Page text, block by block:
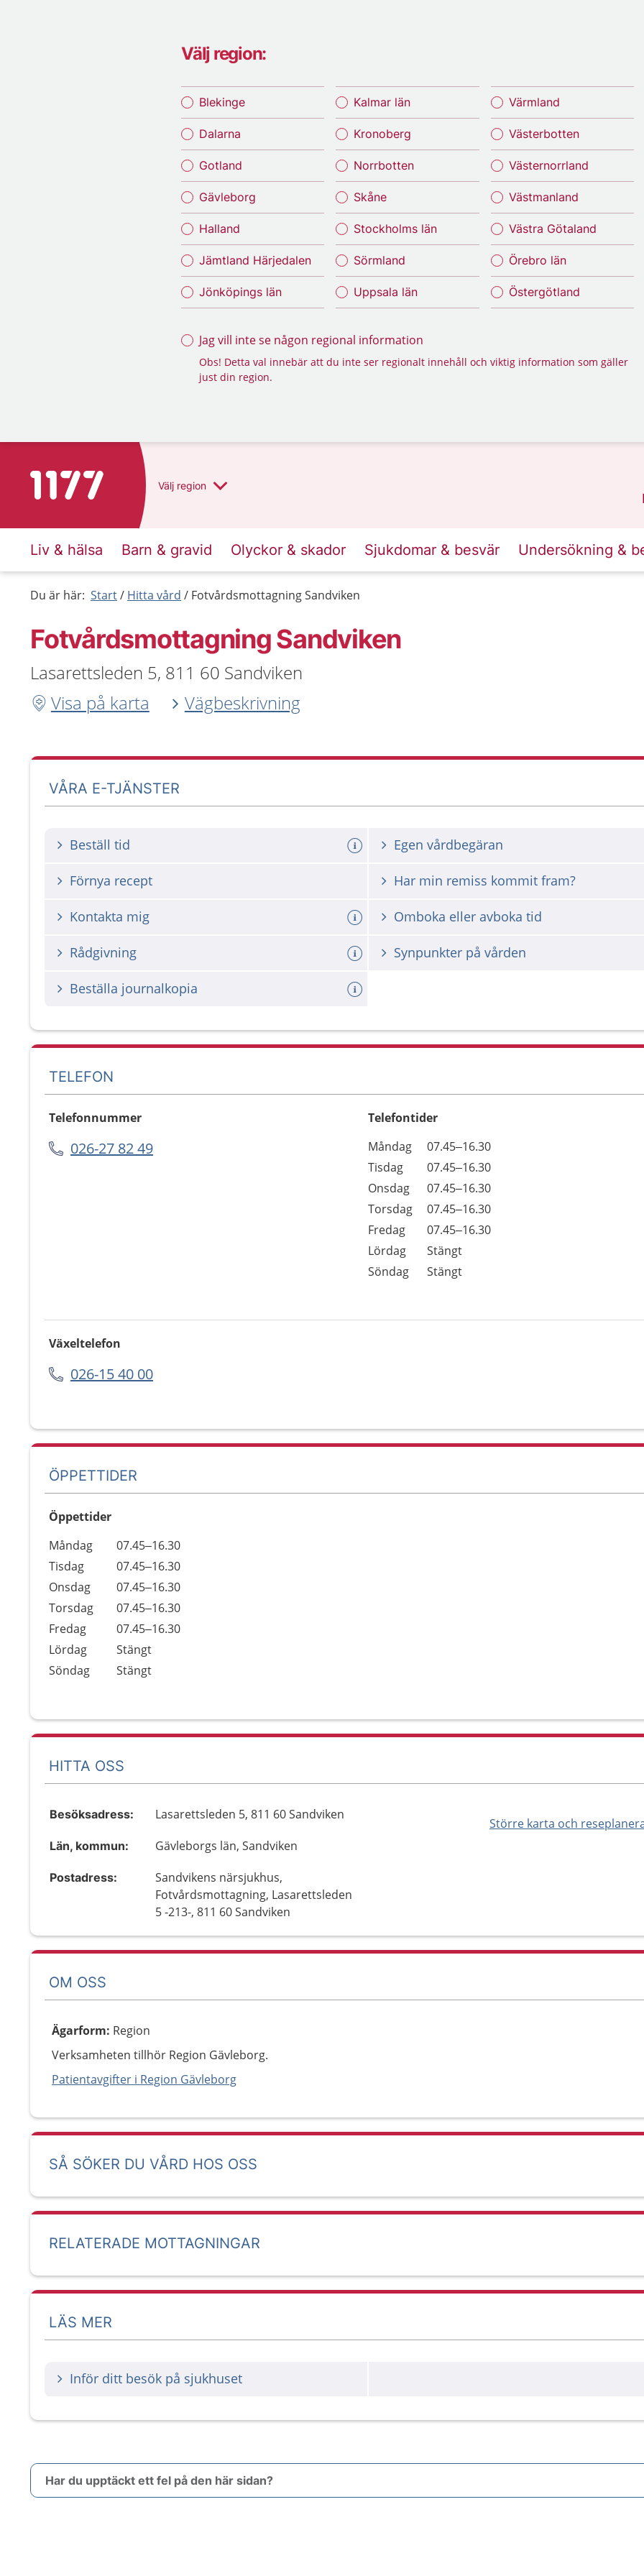
Välj region:
Blekinge
Dalarna
Gotland
Gävleborg
Halland
Jämtland Härjedalen
Jönköpings län
Kalmar län
Kronoberg
Norrbotten
Skåne
Stockholms län
Sörmland
Uppsala län
Värmland
Västerbotten
Västernorrland
Västmanland
Västra Götaland
Örebro län
Östergötland
Jag vill inte se någon regional information
Obs! Detta val innebär att du inte ser regionalt innehåll och viktig information som gäller
just din region.
Till startsidan för 1177 Välj region
Liv & hälsa Barn & gravid Olyckor & skador Sjukdomar & besvär Undersökning &
Du är här: Start Hitta vård Fotvårdsmottagning Sandviken
Fotvårdsmottagning Sandviken
Lasarettsleden 5, 811 60 Sandviken
Visa på karta
Vägbeskrivning
VÅRA E-TJÄNSTER
Beställ tid Egen vårdbegäran
Förnya recept Har min remiss kommit fram?
Kontakta mig Omboka eller avboka tid
Rådgivning Synpunkter på vården
Beställa journalkopia
TELEFON
Telefonnummer
026-27 82 49
Telefontider
Dag
Öppettider
Kommentarer
Måndag
07.45–16.30
Tisdag
07.45–16.30
Onsdag
07.45–16.30
Torsdag
07.45–16.30
Fredag
07.45–16.30
Lördag
Stängt
Söndag
Stängt
Växeltelefon
026-15 40 00
ÖPPETTIDER
Öppettider
Dag
Öppettider
Kommentarer
Måndag
07.45–16.30
Tisdag
07.45–16.30
Onsdag
07.45–16.30
Torsdag
07.45–16.30
Fredag
07.45–16.30
Lördag
Stängt
Söndag
Stängt
HITTA OSS
Större karta och
Besöksadress: Lasarettsleden 5, 811 60 Sandviken
Län, kommun: Gävleborgs län, Sandviken
Postadress:
Sandvikens närsjukhus,
Fotvårdsmottagning, Lasarettsleden
5 -213-, 811 60 Sandviken
OM OSS
Ägarform: Region
Verksamheten tillhör Region Gävleborg.
Patientavgifter i Region Gävleborg
SÅ SÖKER DU VÅRD HOS OSS
RELATERADE MOTTAGNINGAR
LÄS MER
Inför ditt besök på sjukhuset
Har du upptäckt ett fel på den här sidan?